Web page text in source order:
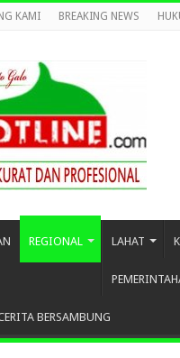
KAMI BREAKING NEWS
REGIONAL LAHAT
BERSAMBUNG